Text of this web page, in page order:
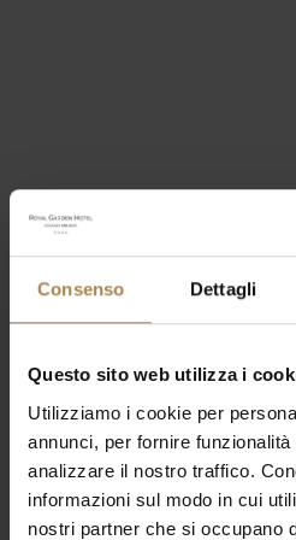
Consenso Dettagli
Questo sito web utilizza i
Utilizziamo i cookie per
annunci, per fornire
analizzare il nostro traffico.
informazioni sul modo in cui
nostri partner che si occupano